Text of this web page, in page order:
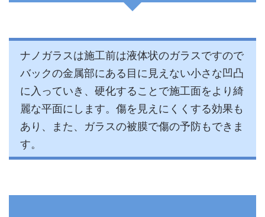
ナノガラスは施工前は液体状のガラスですので
バックの金属部にある目に見えない小さな凹凸
に入っていき、硬化することで施工面をより綺
麗な平面にします。傷を見えにくくする効果も
あり、また、ガラスの被膜で傷の予防もできま
す。